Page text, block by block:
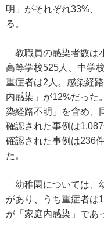
明」がそれぞれ33%、
る。
教職員の感染者数は
高等学校525人、中学
重症者は2人。感染経
内感染」が12%だった
染経路不明」を含め、
確認された事例は
確認された事例は236
た。
幼稚園については、
があり、うち重症者は
が「家庭内感染」であ